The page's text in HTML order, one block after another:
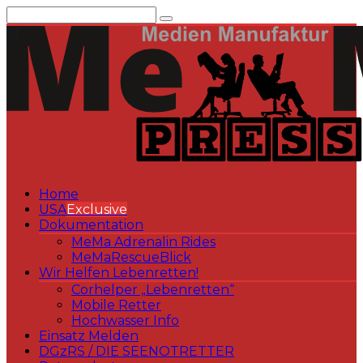
Inhalt
springen
Home
USAExclusive
Dokumentation
MeMa Adrenalin Rides
MeMaRescueBlick
Wir Helfen Lebenretten!
Corhelper „Lebenretten“
Mobile Retter
Hochwasser Info
Einsatz Melden
DGzRS / DIE SEENOTRETTER